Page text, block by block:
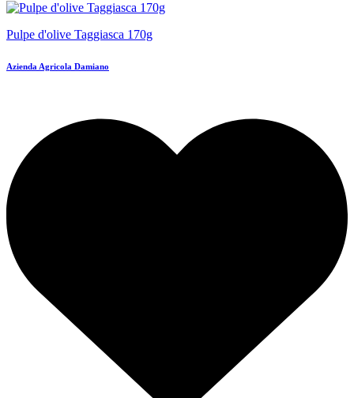
Pulpe d'olive Taggiasca 170g
Azienda Agricola Damiano